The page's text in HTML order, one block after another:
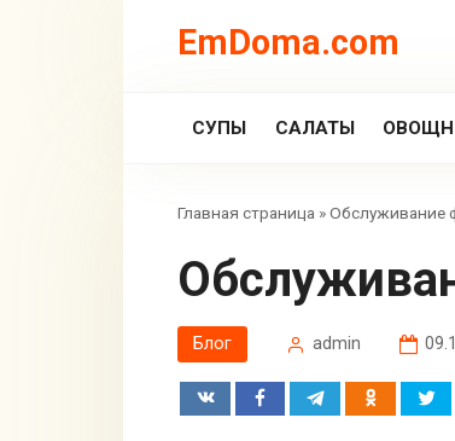
EmDoma.com
СУПЫ САЛАТЫ
Главная страница »Обслуживание
Блог admin